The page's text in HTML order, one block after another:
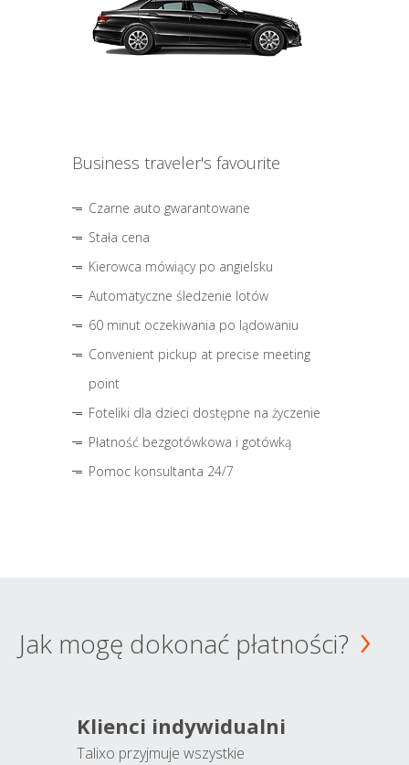
Business traveler's favourite
Czarne auto gwarantowane
Stała cena
Kierowca mówiący po angielsku
Automatyczne śledzenie lotów
60 minut oczekiwania po lądowaniu
Convenient pickup at precise meeting
point
Foteliki dla dzieci dostępne na życzenie
Płatność bezgotówkowa i gotówką
Pomoc konsultanta 24/7
Jak mogę dokonać płatności?
Klienci indywidualni
Talixo przyjmuje wszystkie